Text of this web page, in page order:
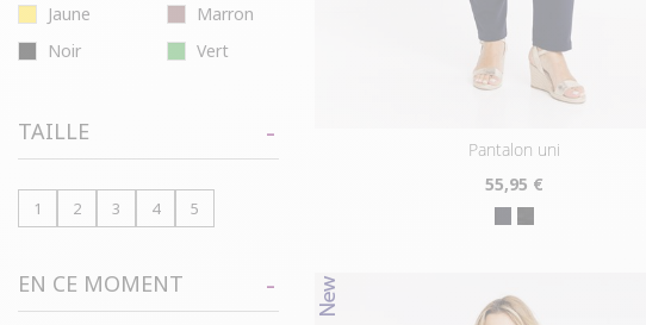
Jaune
Marron
Noir
Vert
TAILLE
1 2 3 4 5
EN CE MOMENT
pantalon uni
55,95 €